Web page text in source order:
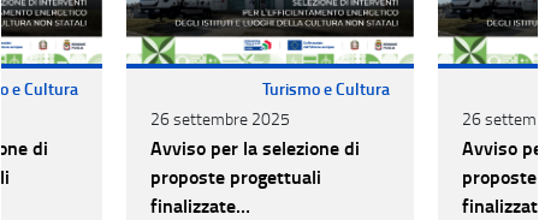
e Cultura
di
Turismo e Cultura
26 settembre 2025
Avviso per la selezione di
proposte progettuali
finalizzate
26
Avviso